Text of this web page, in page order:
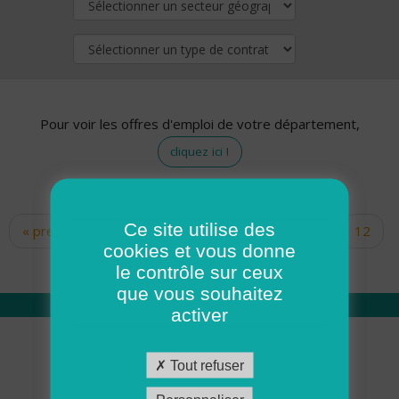
Pour voir les offres d'emploi de votre département,
cliquez ici !
Pages
« premier ‹ précédent … 10
12
14 15 16 17
Qui sommes nous
Académie ADMR
Ce site utilise des
cookies et vous donne
le contrôle sur ceux
que vous souhaitez
activer
Tout refuser